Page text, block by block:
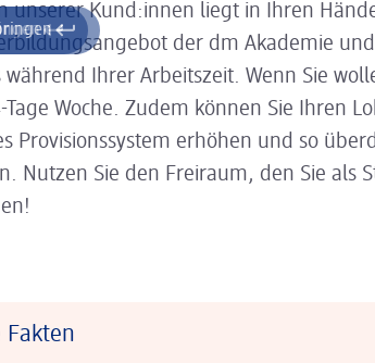
unserer Kund:innen liegt in Ihren
der dm Akademie
Ihrer Arbeitszeit. Wenn Sie
Tage Woche. Zudem können Sie Ihren
Provisionssystem erhöhen und so
Nutzen Sie den Freiraum, den Sie als
Fakten